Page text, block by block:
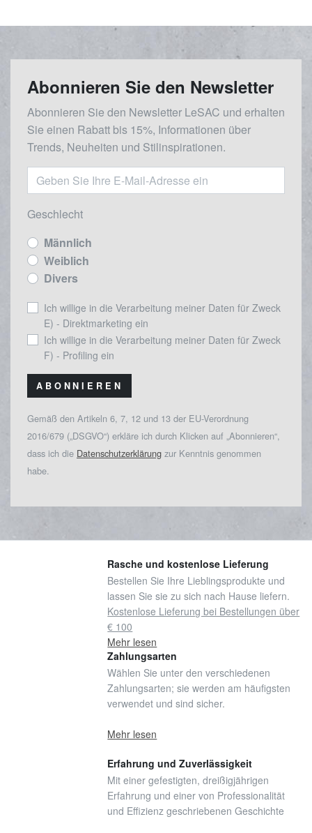
Abonnieren Sie den Newsletter
Abonnieren Sie den Newsletter LeSAC und erhalten
Sie einen Rabatt bis 15%, Informationen über
Trends, Neuheiten und Stilinspirationen.
Geschlecht
Männlich
Weiblich
Divers
Ich willige in die Verarbeitung meiner Daten für Zweck
E) - Direktmarketing ein
Ich willige in die Verarbeitung meiner Daten für Zweck
F) - Profiling ein
ABONNIEREN
Gemäß den Artikeln 6, 7, 12 und 13 der EU-Verordnung
2016/679 („DSGVO“) erkläre ich durch Klicken auf „Abonnieren“,
dass ich die Datenschutzerklärung zur Kenntnis genommen
habe.
Rasche und kostenlose Lieferung
Bestellen Sie Ihre Lieblingsprodukte und
lassen Sie sie zu sich nach Hause liefern.
Kostenlose Lieferung bei Bestellungen über
€ 100
Mehr lesen
Zahlungsarten
Wählen Sie unter den verschiedenen
Zahlungsarten; sie werden am häufigsten
verwendet und sind sicher.
Mehr lesen
Erfahrung und Zuverlässigkeit
Mit einer gefestigten, dreißigjährigen
Erfahrung und einer von Professionalität
und Effizienz geschriebenen Geschichte